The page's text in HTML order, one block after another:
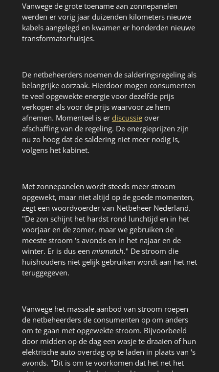
Vanwege de grote toename aan zonnepanelen
werden er vorig jaar duizenden kilometers nieuwe
kabels aangelegd en kwamen er honderden nieuwe
transformatorhuisjes.
De netbeheerders noemen de salderingsregeling als
belangrijke oorzaak. Hierdoor mogen consumenten
te veel opgewekte energie voor dezelfde prijs
verkopen als voor de prijs waarvoor ze hem
afnemen. Momenteel is er discussieover
afschaffing van de regeling. De energieprijzen zijn
nu zo hoog dat de saldering niet meer nodig is,
volgens het kabinet.
Met zonnepanelen wordt steeds meer stroom
opgewekt, maar niet altijd op de goede momenten,
zegt een woordvoerder van Netbeheer Nederland.
"De zon schijnt het hardst rond lunchtijd en in het
voorjaar en de zomer, maar we gebruiken de
meeste stroom 's avonds en in het najaar en de
winter. Er is dus een mismatch." De stroom die
huishoudens niet gelijk gebruiken wordt aan het net
teruggegeven.
Vanwege het massale aanbod van stroom roepen
de netbeheerders de consumenten op om anders
om te gaan met opgewekte stroom. Bijvoorbeeld
door midden op de dag een wasje te draaien of hun
elektrische auto overdag op te laden in plaats van 's
avonds. "Dit is om te voorkomen dat het net het